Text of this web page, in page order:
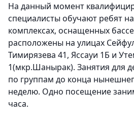
На данный момент
специалисты обучают ребят
комплексах, оснащенных
расположены на улицах
Тимирязева 41, Яссауи 1Б и
1(мкр.Шанырак). Занятия для
по группам до конца
неделю. Одно посещение
часа.